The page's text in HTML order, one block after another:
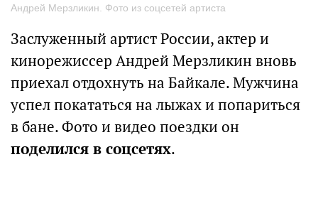
Андрей Мерзликин. Фото из соцсетей артиста
Заслуженный артист России, актер и
кинорежиссер Андрей Мерзликин вновь
приехал отдохнуть на Байкале. Мужчина
успел покататься на лыжах и попариться
в бане. Фото и видео поездки он
поделился в соцсетях.